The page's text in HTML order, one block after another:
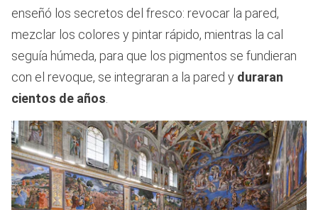
enseñó los secretos del fresco: revocar la pared,
mezclar los colores y pintar rápido, mientras la cal
seguía húmeda, para que los pigmentos se fundieran
con el revoque, se integraran a la pared y duraran
cientos de años